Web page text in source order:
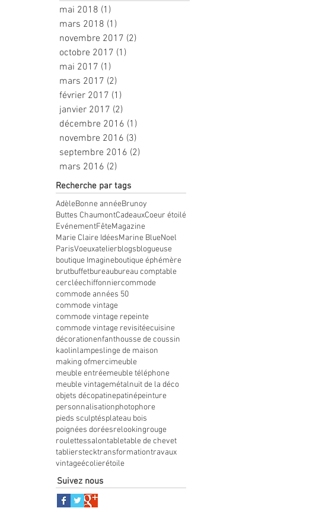
mai 2018 (1)
mars 2018 (1)
novembre 2017 (2)
octobre 2017 (1)
mai 2017 (1)
mars 2017 (2)
février 2017 (1)
janvier 2017 (2)
décembre 2016 (1)
novembre 2016 (3)
septembre 2016 (2)
mars 2016 (2)
Recherche par tags
AdèleBonne annéeBrunoy
Buttes ChaumontCadeauxCoeur étoilé
EvénementFêteMagazine
Marie Claire IdéesMarine BlueNoel
ParisVoeuxatelierblogsblogueuse
boutique Imagineboutique éphémère
brutbuffetbureaubureau comptable
cercléechiffonniercommode
commode années 50
commode vintage
commode vintage repeinte
commode vintage revisitéecuisine
décorationenfanthousse de coussin
kaolinlampeslinge de maison
making ofmercimeuble
meuble entréemeuble téléphone
meuble vintagemétalnuit de la déco
objets décopatinepatinépeinture
personnalisationphotophore
pieds sculptésplateau bois
poignées doréesrelookingrouge
roulettessalontabletable de chevet
tablierstecktransformationtravaux
vintageécolierétoile
Suivez nous